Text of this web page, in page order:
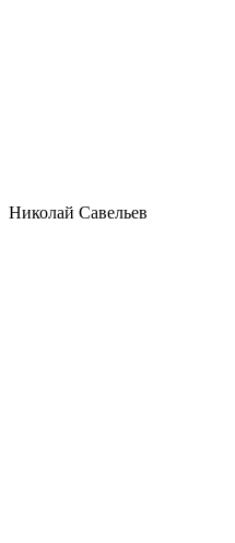
Николай Савельев